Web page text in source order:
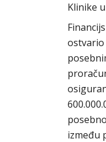
Klinike
ostvario
između